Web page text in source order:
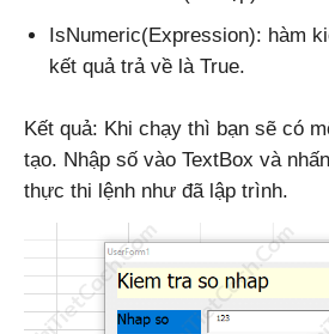
IsNumeric(Expression): hàm
kết quả trả về là True.
Kết quả: Khi chạy thì bạn sẽ có
tạo. Nhập số vào TextBox và
thực thi lệnh như đã lập trình.